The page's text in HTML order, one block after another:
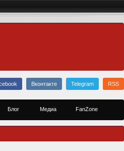
Вконтакте Telegram RSS
Блог Медиа FanZone